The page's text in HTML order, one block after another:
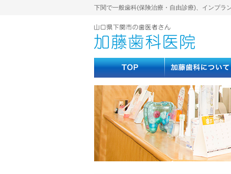
下関で一般歯科(保険治療・自由診療)、インプラ